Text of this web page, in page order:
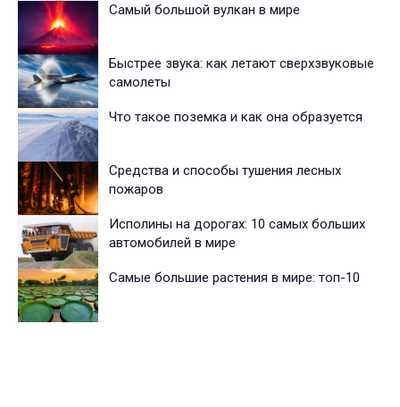
Самый большой вулкан в мире
Быстрее звука: как летают сверхзвуковые
самолеты
Что такое поземка и как она образуется
Средства и способы тушения лесных
пожаров
Исполины на дорогах: 10 самых больших
автомобилей в мире
Самые большие растения в мире: топ-10